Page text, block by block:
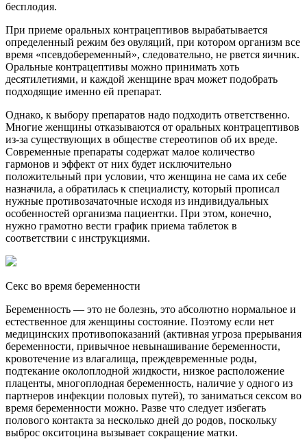
бесплодия.
При приеме оральных контрацептивов вырабатывается
определенный режим без овуляций, при котором организм все
время «псевдобеременный», следовательно, не рвется яичник.
Оральные контрацептивы можно принимать хоть
десятилетиями, и каждой женщине врач может подобрать
подходящие именно ей препарат.
Однако, к выбору препаратов надо подходить ответственно.
Многие женщины отказываются от оральных контрацептивов
из-за существующих в обществе стереотипов об их вреде.
Современные препараты содержат малое количество
гармонов и эффект от них будет исключительно
положительный при условии, что женщина не сама их себе
назначила, а обратилась к специалисту, который прописал
нужные противозачаточные исходя из индивидуальных
особенностей организма пациентки. При этом, конечно,
нужно грамотно вести график приема таблеток в
соответствии с инструкциями.
Секс во время беременности
Беременность — это не болезнь, это абсолютно нормальное и
естественное для женщины состояние. Поэтому если нет
медицинских противопоказаний (активная угроза прерывания
беременности, привычное невынашивание беременности,
кровотечение из влагалища, преждевременные роды,
подтекание околоплодной жидкости, низкое расположение
плаценты, многоплодная беременность, наличие у одного из
партнеров инфекции половых путей), то заниматься сексом во
время беременности можно. Разве что следует избегать
полового контакта за несколько дней до родов, поскольку
выброс окситоцина вызывает сокращение матки.